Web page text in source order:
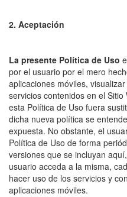
2. Aceptación
La presente Política de Uso
por el usuario por el mero
aplicaciones móviles,
servicios contenidos en el
esta Política de Uso fuera
dicha nueva política se
expuesta. No obstante, el
Política de Uso de forma
versiones que se incluyan
usuario acceda a la misma,
hacer uso de los servicios y
aplicaciones móviles.